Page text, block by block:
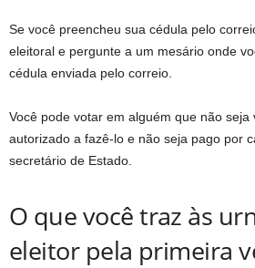
Se você preencheu sua cédula pelo
eleitoral e pergunte a um mesário onde
cédula enviada pelo correio.
Você pode votar em alguém que não seja
autorizado a fazê-lo e não seja pago por
secretário de Estado.
O que você traz às
eleitor pela primeira